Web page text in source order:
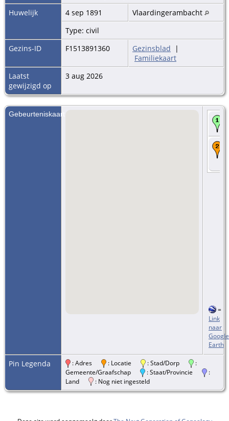
Huwelijk
4 sep 1891
Vlaardingerambacht
Type: civil
Gezins-ID
F1513891360 Gezinsblad |
Familiekaart
Laatst
gewijzigd op
3 aug 2026
Gebeurteniskaart
=
Link
naar
Google
Earth
Pin Legenda : Adres : Locatie : Stad/Dorp
:
Gemeente/Graafschap
: Staat/Provincie
:
Land
: Nog niet ingesteld